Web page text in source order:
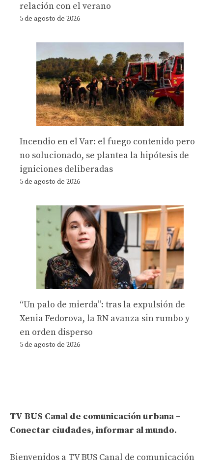
relación con el verano
5 de agosto de 2026
Incendio en el Var: el fuego contenido pero
no solucionado, se plantea la hipótesis de
igniciones deliberadas
5 de agosto de 2026
“Un palo de mierda”: tras la expulsión de
Xenia Fedorova, la RN avanza sin rumbo y
en orden disperso
5 de agosto de 2026
TV BUS Canal de comunicación urbana –
Conectar ciudades, informar al mundo.
Bienvenidos a TV BUS Canal de comunicación